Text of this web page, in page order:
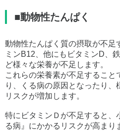
■動物性たんぱく
動物性たんぱく質の摂取が不足
ミンB12、他にもビタミンD、
ど様々な栄養が不足します。
これらの栄養素が不足すること
り、くる病の原因となったり、
リスクが増加します。
特にビタミンＤが不足すると、
る病』にかかるリスクが高まり